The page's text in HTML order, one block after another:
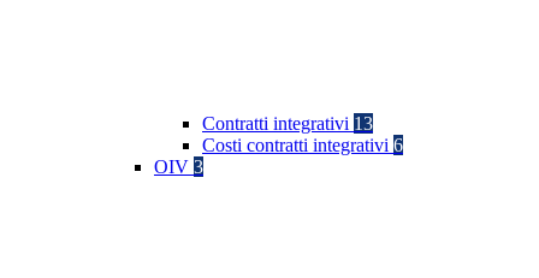
Contratti integrativi 13
Costi contratti integrativi 6
OIV 3